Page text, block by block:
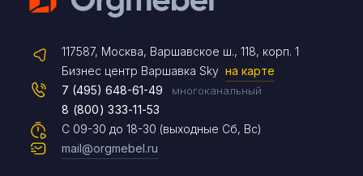
117587, Москва, Варшавское ш., 118, корп. 1
Бизнес центр Варшавка Sky на карте
С 09-30 до 18-30 (выходные Сб, Вс)
7 (495) 648-61-49 многоканальный
8 (800) 333-11-53
mail@orgmebel.ru
Telegram
Max
Чат на сайте